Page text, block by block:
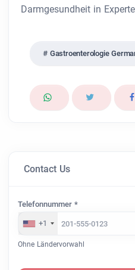
Darmgesundheit in
Gastroenterologie
Contact Us
Telefonnummer *
+1
Ohne Ländervorwahl